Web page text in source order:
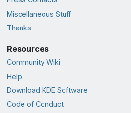
Miscellaneous Stuff
Thanks
Resources
Community Wiki
Help
Download KDE Software
Code of Conduct